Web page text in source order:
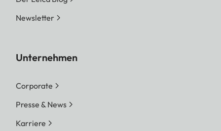
Newsletter
Unternehmen
Corporate
Presse & News
Karriere